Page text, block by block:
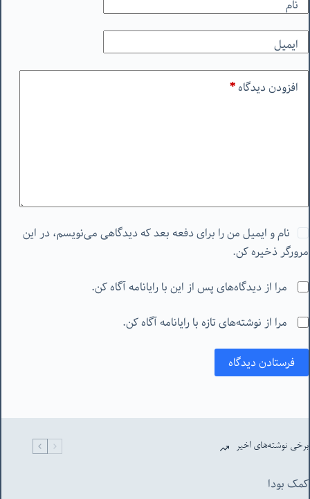
نام
ایمیل
افزودن دیدگاه*
نام و ایمیل من را برای دفعه بعد که دیدگاهی می‌نویسم، در این
مرورگر ذخیره کن.
مرا از دیدگاه‌های پس از این با رایانامه آگاه کن.
مرا از نوشته‌های تازه با رایانامه آگاه کن.
فرستادن دیدگاه
برخی نوشته‌های اخیر
کمک بودا